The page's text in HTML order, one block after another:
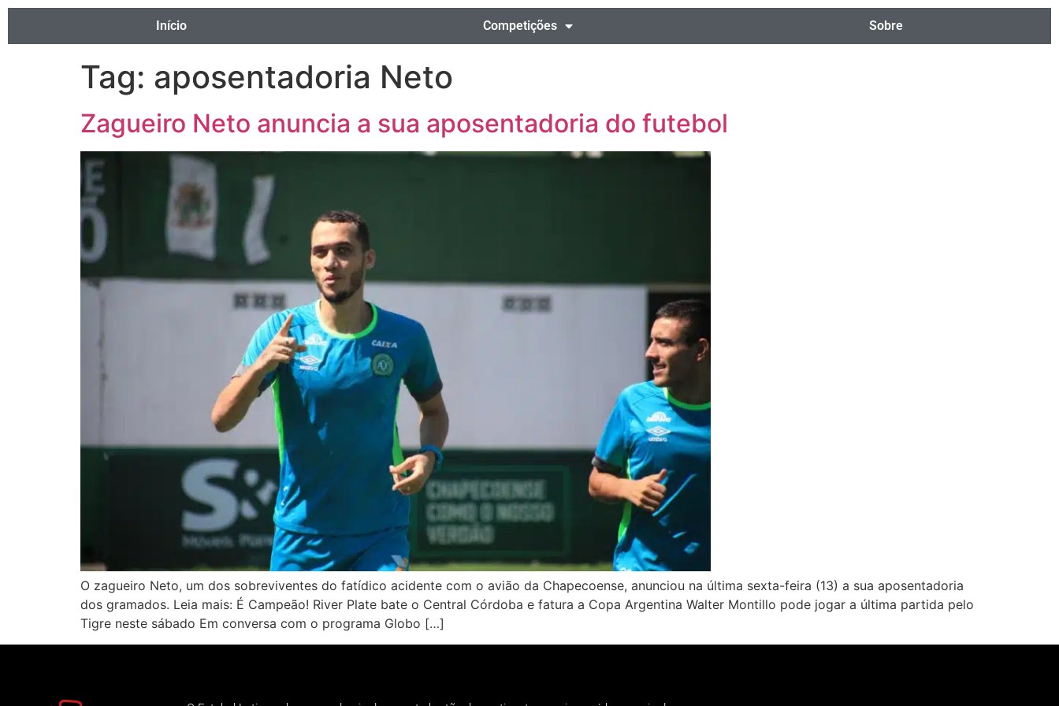
Início Competições Sobre
Tag: aposentadoria Neto
Zagueiro Neto anuncia a sua aposentadoria do futebol
O zagueiro Neto, um dos sobreviventes do fatídico acidente com o avião da Chapecoense, anunciou na última sexta-feira (13) a sua aposentadoria
dos gramados. Leia mais: É Campeão! River Plate bate o Central Córdoba e fatura a Copa Argentina Walter Montillo pode jogar a última partida pelo
Tigre neste sábado Em conversa com o programa Globo […]